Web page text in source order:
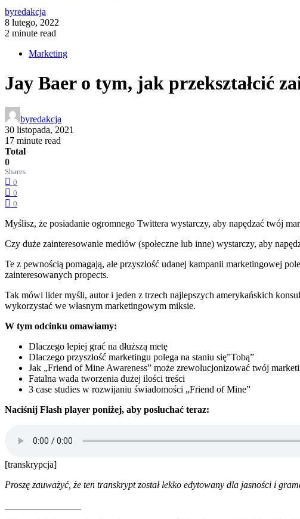
byredakcja
8 lutego, 2022
2 minute read
Marketing
Jay Baer o tym, jak przekształcić
byredakcja
30 listopada, 2021
17 minute read
Total
0
Shares
0
0
0
Myślisz, że posiadanie ogromnego Twittera wystarczy, aby napędzać twój
Czy duże zainteresowanie mediów (społeczne lub inne) wystarczy, aby
Te z pewnością pomagają, ale przyszłość udanej kampanii marketingowej
zainteresowanych propects.
Tak mówi lider myśli, autor i jeden z trzech najlepszych amerykańskich
wykorzystać we własnym marketingowym miksie.
W tym odcinku omawiamy:
Dlaczego lepiej grać na dłuższą metę
Dlaczego przyszłość marketingu polega na staniu się”Tobą”
Jak „Friend of Mine Awareness” może zrewolucjonizować twój
Fatalna wada tworzenia dużej ilości treści
3 case studies w rozwijaniu świadomości „Friend of Mine”
Naciśnij Flash player poniżej, aby posłuchać teraz:
[transkrypcja]
Proszę zauważyć, że ten transkrypt został lekko edytowany dla jasności i